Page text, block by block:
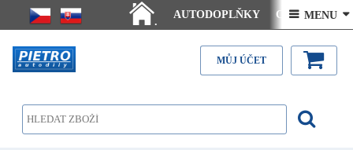
.
AUTODOPLŇKY Ceny doručení
Články - návody Kontakt
 MENU 
MŮJ ÚČET